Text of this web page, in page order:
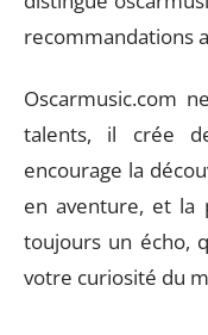
recommandations
Oscarmusic.com
talents, il crée
encourage la
en aventure, et la
toujours un écho,
votre curiosité du